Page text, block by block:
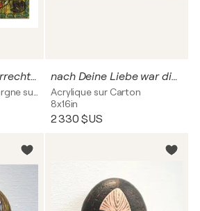
Kosmos III, Urheberrecht Katharina Kretschmer - Verkauf möglichst als Triptychon mit Kosmos I und II nach Deine Liebe war die falsche von Marina Zwetajewa, Urheberrecht Katharina Kretschmer - Verkauf als gesamten Zwetajewa Zyklus
Acrylique sur Carton
8x16in
2 330 $US